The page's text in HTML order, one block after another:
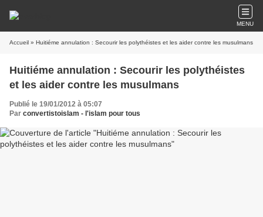
MENU
Accueil » Huitiéme annulation : Secourir les polythéistes et les aider contre les musulmans
Huitiéme annulation : Secourir les polythéistes
et les aider contre les musulmans
Publié le 19/01/2012 à 05:07
Par convertistoislam - l'islam pour tous